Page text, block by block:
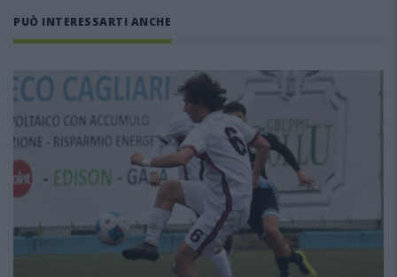
PUÒ INTERESSARTI ANCHE